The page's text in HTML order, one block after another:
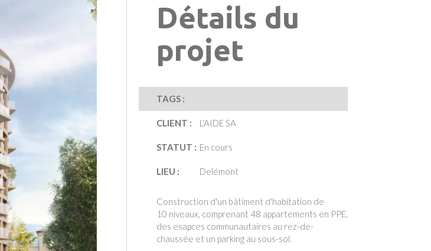
Détails du
projet
TAGS :
CLIENT : L'AIDE SA
STATUT : En cours
LIEU : Delémont
Construction d'un bâtiment d'habitation de
10 niveaux, comprenant 48 appartements en PPE,
des esapces communautaires au rez-de-
chaussée et un parking au sous-sol.